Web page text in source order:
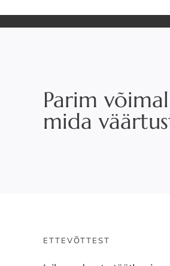
Parim
mida
ETTEVÕTTEST